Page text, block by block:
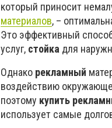
который приносит
материалов, –
Это эффективный
услуг, стойка для
Однако рекламный
воздействию
поэтому купить
использует самые